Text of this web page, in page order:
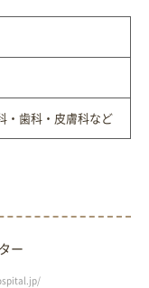
・歯科・皮膚科など